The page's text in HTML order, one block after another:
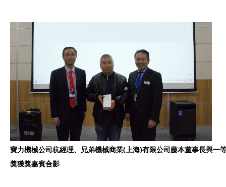
寶力機械公司杭經理、兄弟機械商業(上海)有限公司藤本董事長與一
獎獲獎嘉賓合影